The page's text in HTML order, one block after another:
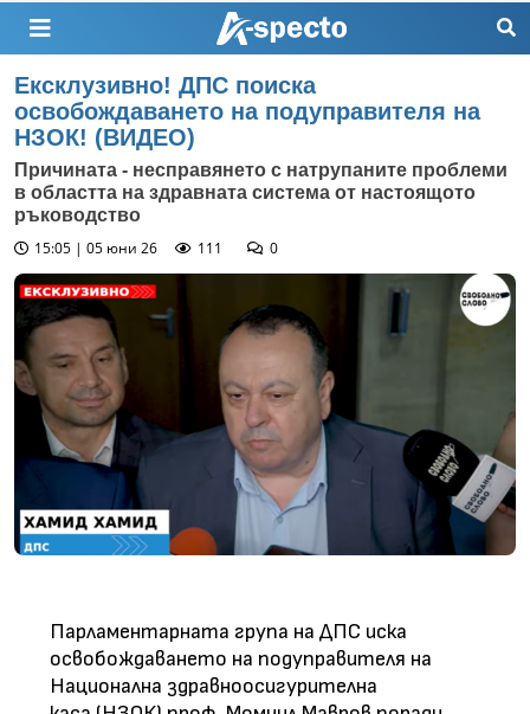
Ексклузивно! ДПС поиска
освобождаването на подуправителя на
НЗОК! (ВИДЕО)
Причината - несправянето с натрупаните проблеми
в областта на здравната система от настоящото
ръководство
15:05 | 05 юни 26
111 0
Парламентарната група на ДПС иска
освобождаването на подуправителя на
Национална здравноосигурителна